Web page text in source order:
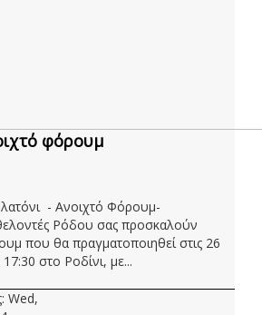
φόρουμ
- Ανοιχτό Φόρουμ-
Ρόδου σας προσκαλούν
που θα πραγματοποιηθεί στις 26
στο Ροδίνι, με...
Wed,